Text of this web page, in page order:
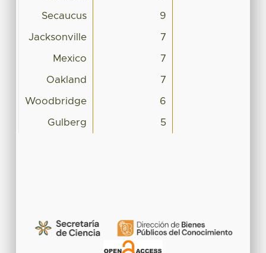
Secaucus 9
Jacksonville 7
Mexico 7
Oakland 7
Woodbridge 6
Gulberg 5